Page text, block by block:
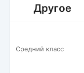
Другое
Средний класс